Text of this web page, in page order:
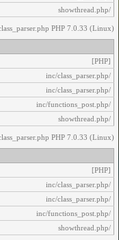
/showthread.php
PHP 7.0.33 (Linux)
[PHP]
/inc/class_parser.php
/inc/class_parser.php
/inc/functions_post.php
/showthread.php
PHP 7.0.33 (Linux)
[PHP]
/inc/class_parser.php
/inc/class_parser.php
/inc/functions_post.php
/showthread.php